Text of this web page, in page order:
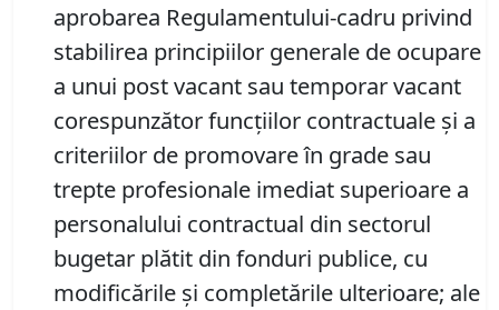
aprobarea Regulamentului-cadru privind
stabilirea principiilor generale de ocupare
a unui post vacant sau temporar vacant
corespunzător funcţiilor contractuale şi a
criteriilor de promovare în grade sau
trepte profesionale imediat superioare a
personalului contractual din sectorul
bugetar plătit din fonduri publice, cu
modificările și completările ulterioare; ale